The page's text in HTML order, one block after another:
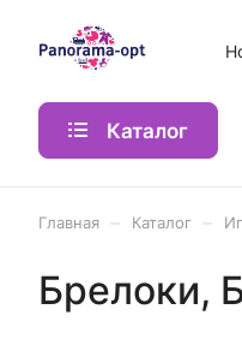
Каталог
Главная Каталог
Брелоки,